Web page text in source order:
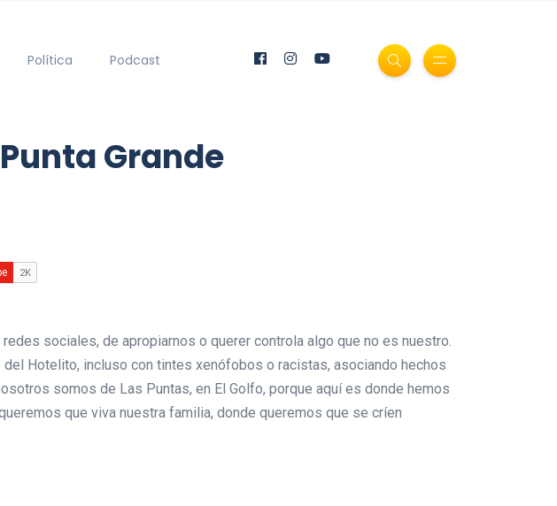
Política Podcast
Grande
sociales, de apropiarnos o querer controla algo que no es nuestro.
Hotelito, incluso con tintes xenófobos o racistas, asociando hechos
somos de Las Puntas, en El Golfo, porque aquí es donde hemos
que viva nuestra familia, donde queremos que se críen